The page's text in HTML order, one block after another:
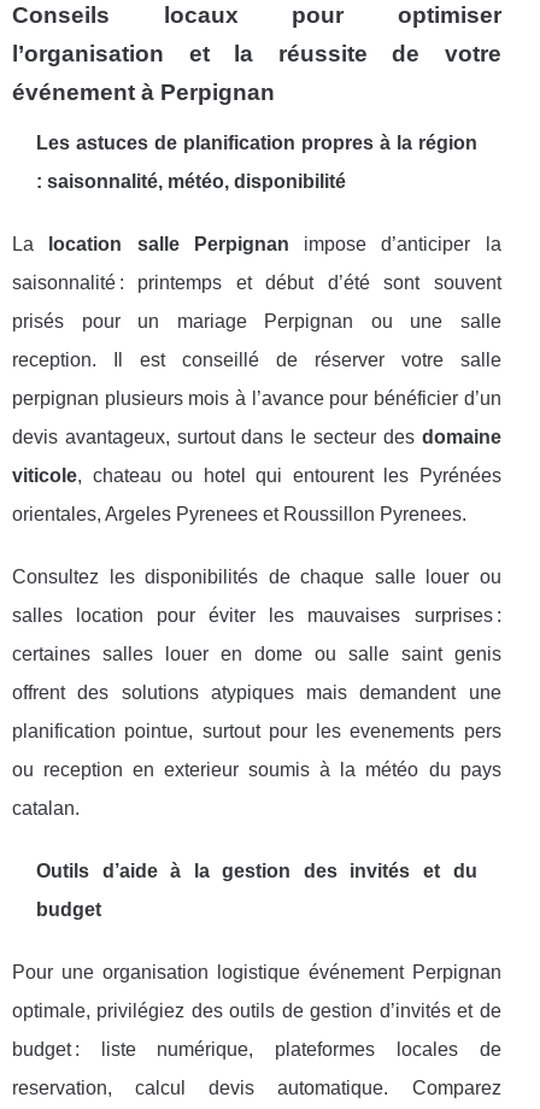
Conseils locaux pour optimiser
l’organisation et la réussite de votre
événement à Perpignan
Les astuces de planification propres à la région
: saisonnalité, météo, disponibilité
La location salle Perpignan impose d’anticiper la
saisonnalité : printemps et début d’été sont souvent
prisés pour un mariage Perpignan ou une salle
reception. Il est conseillé de réserver votre salle
perpignan plusieurs mois à l’avance pour bénéficier d’un
devis avantageux, surtout dans le secteur des domaine
viticole, chateau ou hotel qui entourent les Pyrénées
orientales, Argeles Pyrenees et Roussillon Pyrenees.
Consultez les disponibilités de chaque salle louer ou
salles location pour éviter les mauvaises surprises :
certaines salles louer en dome ou salle saint genis
offrent des solutions atypiques mais demandent une
planification pointue, surtout pour les evenements pers
ou reception en exterieur soumis à la météo du pays
catalan.
Outils d’aide à la gestion des invités et du
budget
Pour une organisation logistique événement Perpignan
optimale, privilégiez des outils de gestion d’invités et de
budget : liste numérique, plateformes locales de
reservation, calcul devis automatique. Comparez